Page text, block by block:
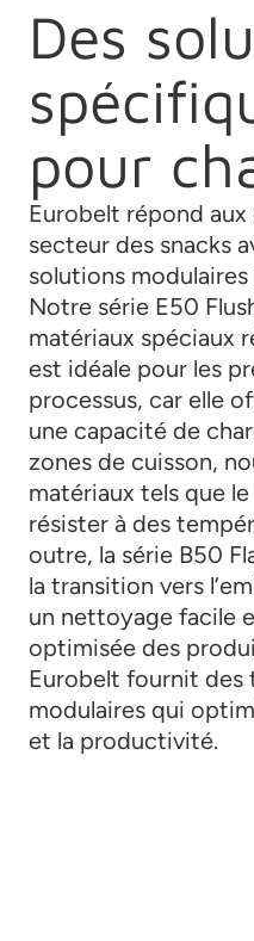
Des
pour
Eurobelt répond
secteur des snacks
solutions
Notre série E50
matériaux spéciaux
est idéale pour les
processus, car elle
une capacité de
zones de cuisson,
matériaux tels que
résister à des
outre, la série B50
la transition vers
un nettoyage facile
optimisée des
Eurobelt fournit des
modulaires qui
et la productivité.